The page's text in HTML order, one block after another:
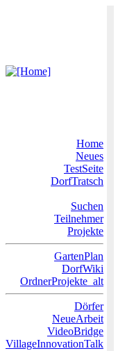
Home
Neues
TestSeite
DorfTratsch
Suchen
Teilnehmer
Projekte
GartenPlan
DorfWiki
OrdnerProjekte_alt
Dörfer
NeueArbeit
VideoBridge
VillageInnovationTalk